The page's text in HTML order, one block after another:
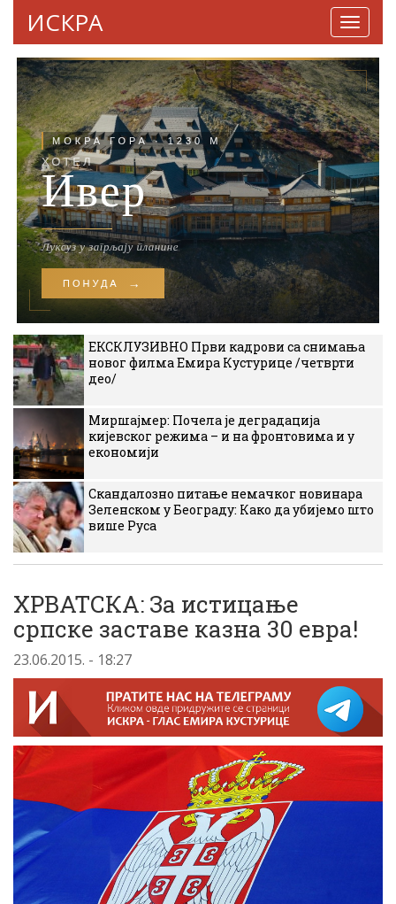
ИСКРА
ЕКСКЛУЗИВНО Први кадрови са снимања
новог филма Емира Кустурице /четврти
део/
Миршајмер: Почела је деградација
кијевског режима – и на фронтовима и у
економији
Скандалозно питање немачког новинара
Зеленском у Београду: Како да убијемо што
више Руса
ХРВАТСКА: За истицање
српске заставе казна 30 евра!
23.06.2015. - 18:27